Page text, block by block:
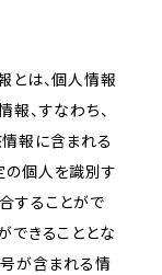
とは、個人情報
、すなわち、
報に含まれる
の個人を識別す
することがで
できることとな
号が含まれる情